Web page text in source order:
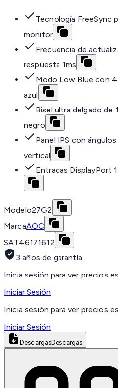
Tecnología FreeSync
monitor
Frecuencia de
respuesta 1ms
Modo Low Blue con
azul
Bisel ultra delgado de
negro
Panel IPS con
vertical
Entradas DisplayPort
Modelo27G2
MarcaAOC
SAT46171612
3 años de garantía
Inicia sesión para ver precios
Iniciar Sesión
Inicia sesión para ver precios
Iniciar Sesión
DescargasDescargas